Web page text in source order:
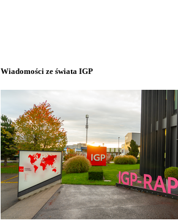
Wiadomości ze świata IGP